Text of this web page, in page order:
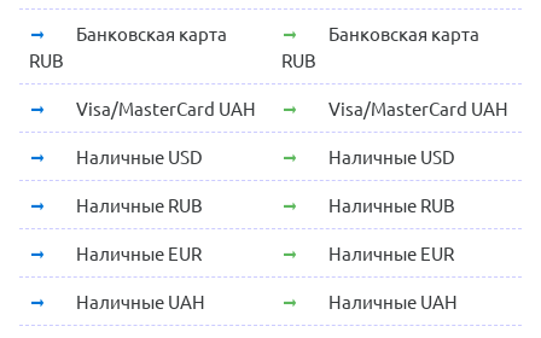
Банковская карта
RUB
Банковская карта
RUB
Visa/MasterCard UAH Visa/MasterCard UAH
Наличные USD Наличные USD
Наличные RUB Наличные RUB
Наличные EUR Наличные EUR
Наличные UAH Наличные UAH